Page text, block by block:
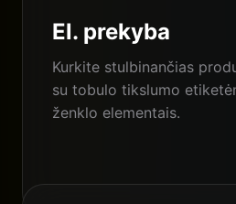
El. prekyba
Kurkite stulbinančias
su tobulo tikslumo
ženklo elementais.